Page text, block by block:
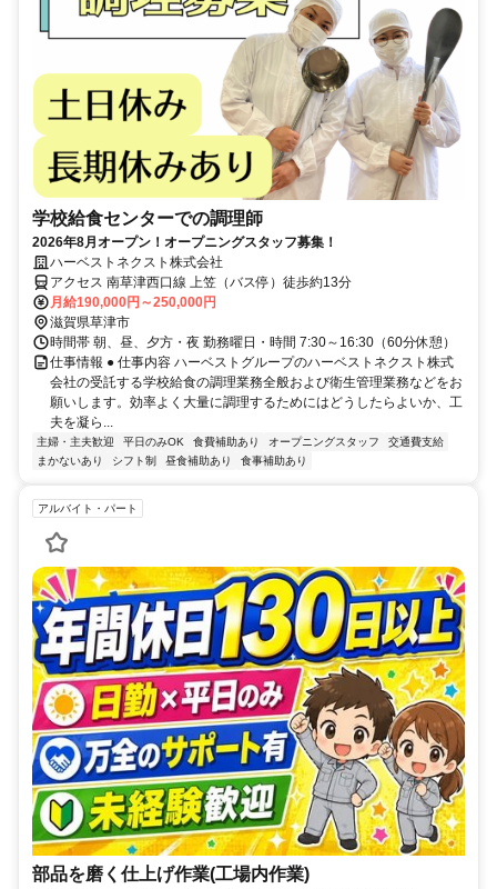
学校給食センターでの調理師
2026年8月オープン！オープニングスタッフ募集！
ハーベストネクスト株式会社
アクセス 南草津西口線 上笠（バス停）徒歩約13分
月給190,000円～250,000円
滋賀県草津市
時間帯 朝、昼、夕方・夜 勤務曜日・時間 7:30～16:30（60分休憩）
仕事情報 ● 仕事内容 ハーベストグループのハーベストネクスト株式
会社の受託する学校給食の調理業務全般および衛生管理業務などをお
願いします。効率よく大量に調理するためにはどうしたらよいか、工
夫を凝ら...
主婦・主夫歓迎 平日のみOK 食費補助あり オープニングスタッフ
交通費支給
まかないあり
シフト制 昼食補助あり 食事補助あり
アルバイト・パート
部品を磨く仕上げ作業(工場内作業)